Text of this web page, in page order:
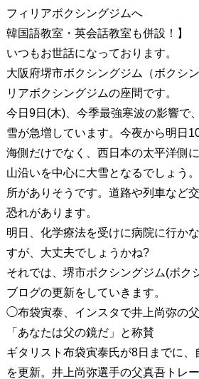
フィリアボクシングジムへ
韓国語教室・英会話教室も併設！】
いつもお世話になっております。
大阪府堺市ボクシングジム（ボクシ
リアボクシングジムの座間です。
今日9日(木)、今季最強寒波の影響で
雪が急増しています。今夜から明日
海側だけでなく、西日本の太平洋側
山沿いを中心に大雪となるでしょう
所がありそうです。道路や列車など
恐れがあります。
明日、化学療法を受けに病院に行か
すが、大丈夫でしょうかね?
それでは、堺市ボクシングジム(ボク
ブログの更新をしていきます。
◯布袋寅泰、インスタで井上尚弥の
「あなたは父の鏡だ」と称賛
ギタリスト布袋寅泰氏が8日までに、
を更新。井上尚弥選手の父真吾トレ